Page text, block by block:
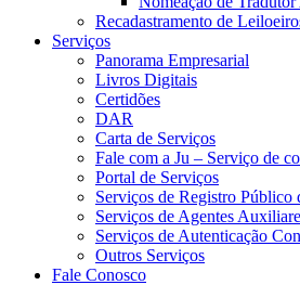
Recadastramento de
Serviços
Panorama Empresarial
Livros Digitais
Certidões
DAR
Carta de Serviços
Fale com a Ju – Serviço de
Portal de Serviços
Serviços de Registro Público
Serviços de Agentes
Serviços de Autenticação
Outros Serviços
Fale Conosco